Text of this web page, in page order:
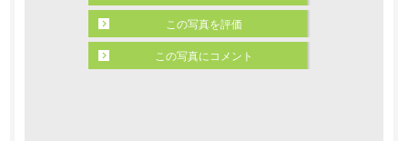
この写真を評価
この写真にコメント